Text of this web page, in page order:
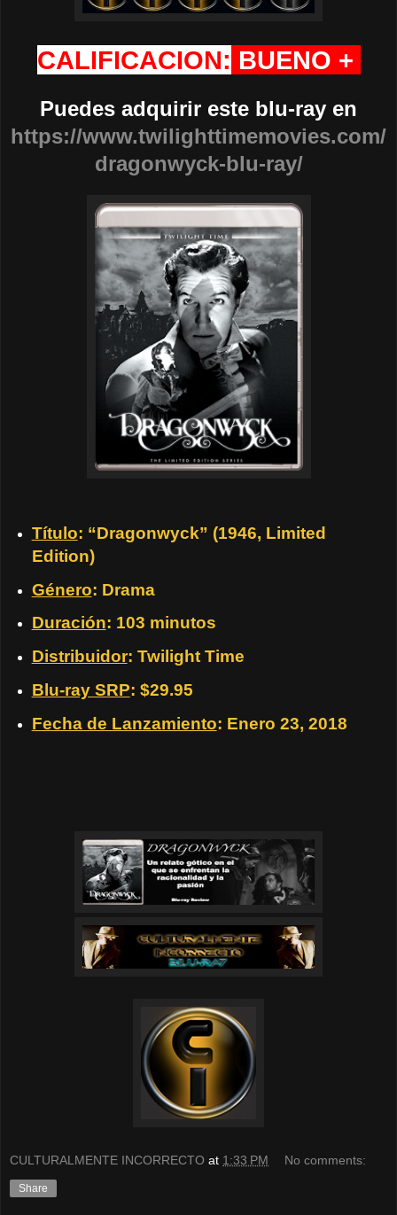
CALIFICACION: BUENO +
Puedes adquirir este blu-ray en
https://www.twilighttimemovies.com/
dragonwyck-blu-ray/
Título: “Dragonwyck” (1946, Limited
Edition)
Género: Drama
Duración: 103 minutos
Distribuidor: Twilight Time
Blu-ray SRP: $29.95
Fecha de Lanzamiento: Enero 23, 2018
CULTURALMENTE INCORRECTO at 1:33 PM No comments:
Share